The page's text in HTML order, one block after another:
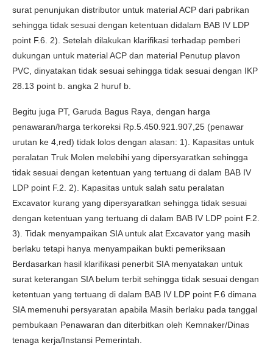
surat penunjukan distributor untuk material ACP dari pabrikan
sehingga tidak sesuai dengan ketentuan didalam BAB IV LDP
point F.6. 2). Setelah dilakukan klarifikasi terhadap pemberi
dukungan untuk material ACP dan material Penutup plavon
PVC, dinyatakan tidak sesuai sehingga tidak sesuai dengan IKP
28.13 point b. angka 2 huruf b.
Begitu juga PT, Garuda Bagus Raya, dengan harga
penawaran/harga terkoreksi Rp.5.450.921.907,25 (penawar
urutan ke 4,red) tidak lolos dengan alasan: 1). Kapasitas untuk
peralatan Truk Molen melebihi yang dipersyaratkan sehingga
tidak sesuai dengan ketentuan yang tertuang di dalam BAB IV
LDP point F.2. 2). Kapasitas untuk salah satu peralatan
Excavator kurang yang dipersyaratkan sehingga tidak sesuai
dengan ketentuan yang tertuang di dalam BAB IV LDP point F.2.
3). Tidak menyampaikan SIA untuk alat Excavator yang masih
berlaku tetapi hanya menyampaikan bukti pemeriksaan
Berdasarkan hasil klarifikasi penerbit SIA menyatakan untuk
surat keterangan SIA belum terbit sehingga tidak sesuai dengan
ketentuan yang tertuang di dalam BAB IV LDP point F.6 dimana
SIA memenuhi persyaratan apabila Masih berlaku pada tanggal
pembukaan Penawaran dan diterbitkan oleh Kemnaker/Dinas
tenaga kerja/Instansi Pemerintah.